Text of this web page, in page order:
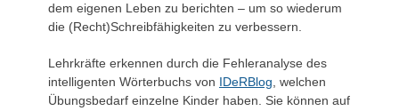
dem eigenen Leben zu berichten – um so wiederum
die (Recht)Schreibfähigkeiten zu verbessern.
Lehrkräfte erkennen durch die Fehleranalyse des
intelligenten Wörterbuchs von IDeRBlog , welchen
Übungsbedarf einzelne Kinder haben. Sie können auf